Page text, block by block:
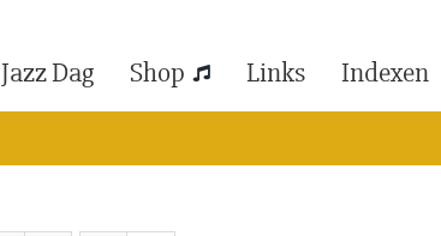
Dag Shop Links Indexen